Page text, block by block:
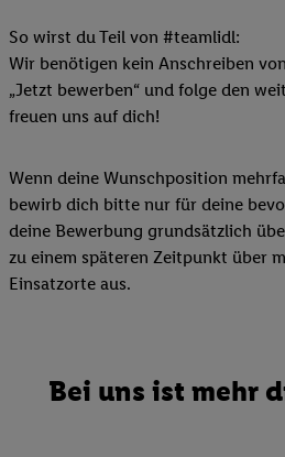
So wirst du Teil von #teamlidl:
Wir benötigen kein Anschreiben
„Jetzt bewerben“ und folge den
freuen uns auf dich!
Wenn deine Wunschposition
bewirb dich bitte nur für deine
deine Bewerbung grundsätzlich
zu einem späteren Zeitpunkt über
Einsatzorte aus.
Bei uns ist mehr